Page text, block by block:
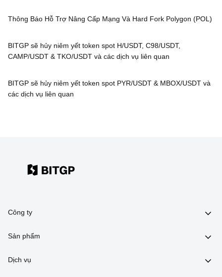
Thông Báo Hỗ Trợ Nâng Cấp Mạng Và Hard Fork Polygon (POL)
BITGP sẽ hủy niêm yết token spot H/USDT, C98/USDT,
CAMP/USDT & TKO/USDT và các dịch vụ liên quan
BITGP sẽ hủy niêm yết token spot PYR/USDT & MBOX/USDT và
các dịch vụ liên quan
Công ty
Sản phẩm
Dịch vụ